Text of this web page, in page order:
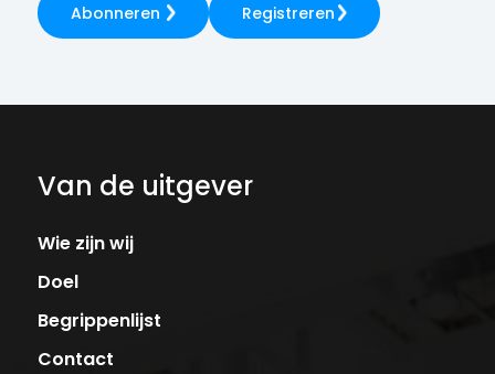
Abonneren Registreren
Van de uitgever
Wie zijn wij
Doel
Begrippenlijst
Contact